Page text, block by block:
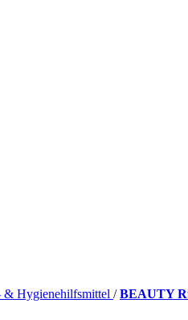
& Hygienehilfsmittel / BEAUTY